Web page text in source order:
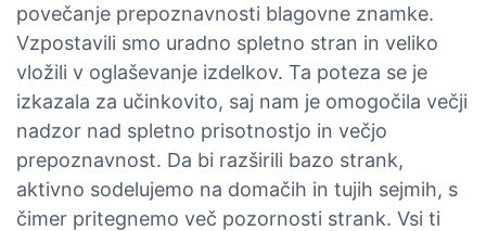
povečanje prepoznavnosti blagovne znamke.
Vzpostavili smo uradno spletno stran in veliko
vložili v oglaševanje izdelkov. Ta poteza se je
izkazala za učinkovito, saj nam je omogočila večji
nadzor nad spletno prisotnostjo in večjo
prepoznavnost. Da bi razširili bazo strank,
aktivno sodelujemo na domačih in tujih sejmih, s
čimer pritegnemo več pozornosti strank. Vsi ti